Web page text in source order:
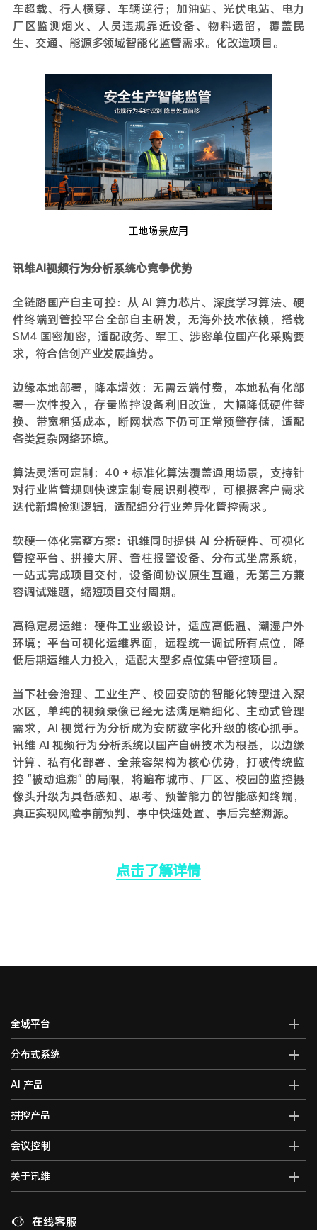
车超载、行人横穿、车辆逆行；加油站、光伏电站、电力
厂区监测烟火、人员违规靠近设备、物料遗留，覆盖民
生、交通、能源多领域智能化监管需求。化改造项目。
工地场景应用
讯维AI视频行为分析系统心竞争优势
全链路国产自主可控：从 AI 算力芯片、深度学习算法、硬
件终端到管控平台全部自主研发，无海外技术依赖，搭载
SM4 国密加密，适配政务、军工、涉密单位国产化采购要
求，符合信创产业发展趋势。
边缘本地部署，降本增效：无需云端付费，本地私有化部
署一次性投入，存量监控设备利旧改造，大幅降低硬件替
换、带宽租赁成本，断网状态下仍可正常预警存储，适配
各类复杂网络环境。
算法灵活可定制：40 + 标准化算法覆盖通用场景，支持针
对行业监管规则快速定制专属识别模型，可根据客户需求
迭代新增检测逻辑，适配细分行业差异化管控需求。
软硬一体化完整方案：讯维同时提供 AI 分析硬件、可视化
管控平台、拼接大屏、音柱报警设备、分布式坐席系统，
一站式完成项目交付，设备间协议原生互通，无第三方兼
容调试难题，缩短项目交付周期。
高稳定易运维：硬件工业级设计，适应高低温、潮湿户外
环境；平台可视化运维界面，远程统一调试所有点位，降
低后期运维人力投入，适配大型多点位集中管控项目。
当下社会治理、工业生产、校园安防的智能化转型进入深
水区，单纯的视频录像已经无法满足精细化、主动式管理
需求，AI 视觉行为分析成为安防数字化升级的核心抓手。
讯维 AI 视频行为分析系统以国产自研技术为根基，以边缘
计算、私有化部署、全兼容架构为核心优势，打破传统监
控 "被动追溯" 的局限，将遍布城市、厂区、校园的监控摄
像头升级为具备感知、思考、预警能力的智能感知终端，
真正实现风险事前预判、事中快速处置、事后完整溯源。
点击了解详情
全域平台
全域智能矩阵系统
智能会议一体化主机
音视频综合一体机
车载音视频综合一体机
分布式系统
光纤kvm坐席系统
5G图传系统
分布式节点
高清视频编码器
AI 产品
AI大屏过滤系统
AI边缘计算服务器
拼控产品
高清画面分割器
LED视频处理器
会议控制
中控系统
关于讯维
联系我们
在线客服